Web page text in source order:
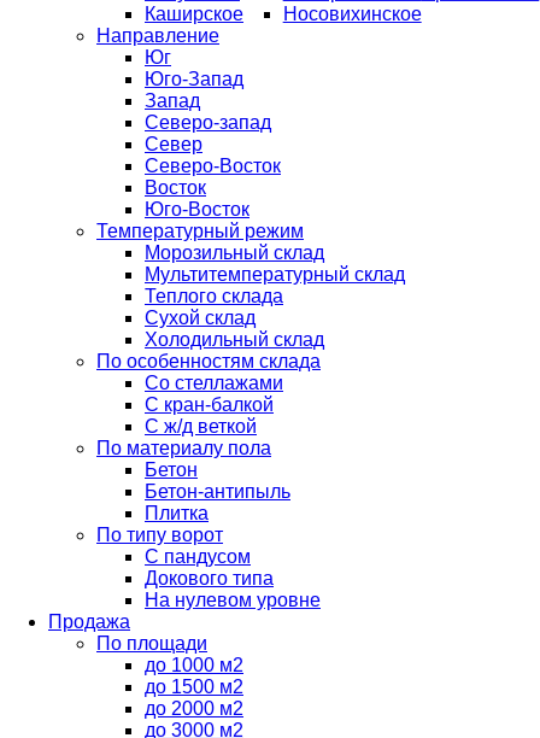
Каширское
Носовихинское
Направление
Юг
Юго-Запад
Запад
Северо-запад
Север
Северо-Восток
Восток
Юго-Восток
Температурный режим
Морозильный склад
Мультитемпературный склад
Теплого склада
Сухой склад
Холодильный склад
По особенностям склада
Со стеллажами
С кран-балкой
С ж/д веткой
По материалу пола
Бетон
Бетон-антипыль
Плитка
По типу ворот
С пандусом
Докового типа
На нулевом уровне
Продажа
По площади
до 1000 м2
до 1500 м2
до 2000 м2
до 3000 м2